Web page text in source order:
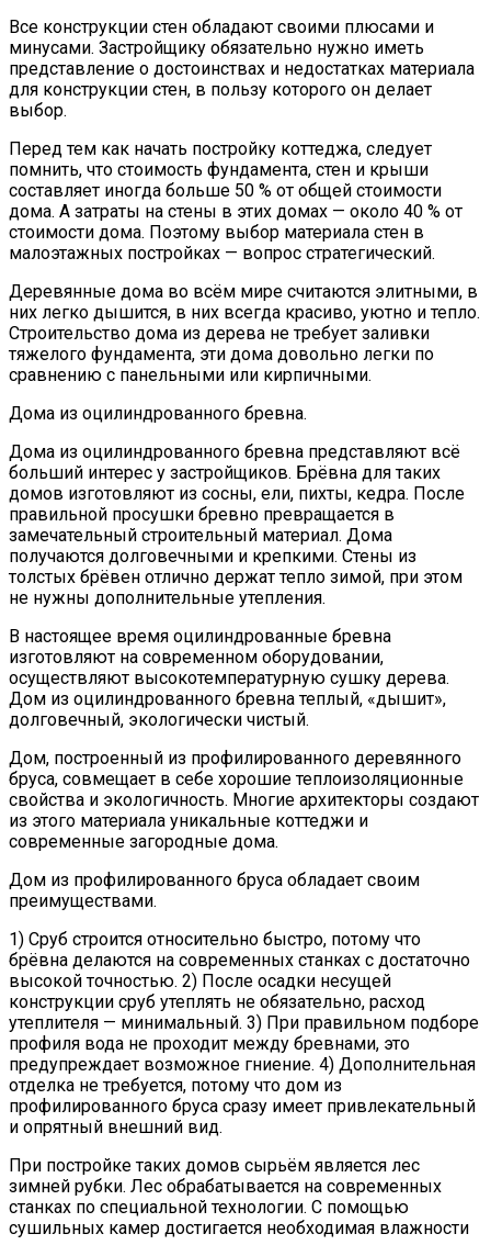
Все конструкции стен обладают своими плюсами и
минусами. Застройщику обязательно нужно иметь
представление о достоинствах и недостатках материала
для конструкции стен, в пользу которого он делает
выбор.
Перед тем как начать постройку коттеджа, следует
помнить, что стоимость фундамента, стен и крыши
составляет иногда больше 50 % от общей стоимости
дома. А затраты на стены в этих домах — около 40 % от
стоимости дома. Поэтому выбор материала стен в
малоэтажных постройках — вопрос стратегический.
Деревянные дома во всём мире считаются элитными, в
них легко дышится, в них всегда красиво, уютно и тепло.
Строительство дома из дерева не требует заливки
тяжелого фундамента, эти дома довольно легки по
сравнению с панельными или кирпичными.
Дома из оцилиндрованного бревна.
Дома из оцилиндрованного бревна представляют всё
больший интерес у застройщиков. Брёвна для таких
домов изготовляют из сосны, ели, пихты, кедра. После
правильной просушки бревно превращается в
замечательный строительный материал. Дома
получаются долговечными и крепкими. Стены из
толстых брёвен отлично держат тепло зимой, при этом
не нужны дополнительные утепления.
В настоящее время оцилиндрованные бревна
изготовляют на современном оборудовании,
осуществляют высокотемпературную сушку дерева.
Дом из оцилиндрованного бревна теплый, «дышит»,
долговечный, экологически чистый.
Дом, построенный из профилированного деревянного
бруса, совмещает в себе хорошие теплоизоляционные
свойства и экологичность. Многие архитекторы создают
из этого материала уникальные коттеджи и
современные загородные дома.
Дом из профилированного бруса обладает своим
преимуществами.
1) Сруб строится относительно быстро, потому что
брёвна делаются на современных станках с достаточно
высокой точностью. 2) После осадки несущей
конструкции сруб утеплять не обязательно, расход
утеплителя — минимальный. 3) При правильном подборе
профиля вода не проходит между бревнами, это
предупреждает возможное гниение. 4) Дополнительная
отделка не требуется, потому что дом из
профилированного бруса сразу имеет привлекательный
и опрятный внешний вид.
При постройке таких домов сырьём является лес
зимней рубки. Лес обрабатывается на современных
станках по специальной технологии. С помощью
сушильных камер достигается необходимая влажности